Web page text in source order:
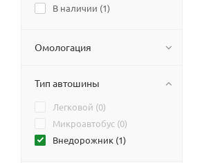
В наличии (1)
Омологация
Тип автошины
Легковой (0)
Микроавтобус (0)
Внедорожник (1)